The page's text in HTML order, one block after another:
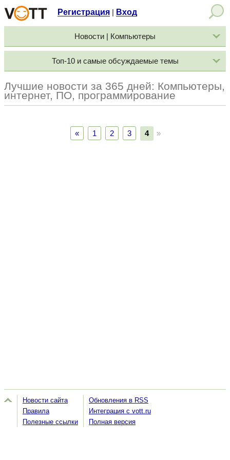
Регистрация Вход
Новости | Компьютеры
Топ-10 и самые обсуждаемые темы
Лучшие новости за 365 дней: Компьютеры,
интернет, ПО, программирование
« 1 2 3 4 »
Новости сайта
Правила
Полезные ссылки
Обновления в RSS
Интеграция с vott.ru
Полная версия